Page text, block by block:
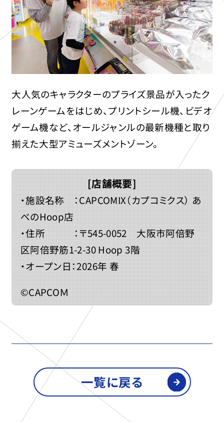
大人気のキャラクターのプライズ景品が入ったク
レーンゲームをはじめ、プリントシール機、ビデオ
ゲーム機など、オールジャンルの最新機種と取り
揃えた大型アミューズメントゾーン。
[店舗概要]
・施設名称 ：CAPCOMIX（カプコミクス） あ
べのHoop店
・住所 ：〒545-0052 大阪市阿倍野
区阿倍野筋1-2-30 Hoop 3階
・オープン日：2026年 春
©CAPCOＭ
一覧に戻る